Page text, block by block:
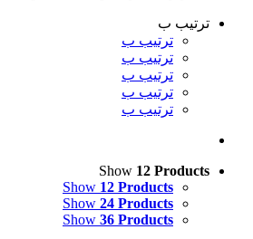
ترتيب ب
ترتيب ب
ترتيب ب
ترتيب ب
ترتيب ب
ترتيب ب
Show 12 Products
Show 12 Products
Show 24 Products
Show 36 Products